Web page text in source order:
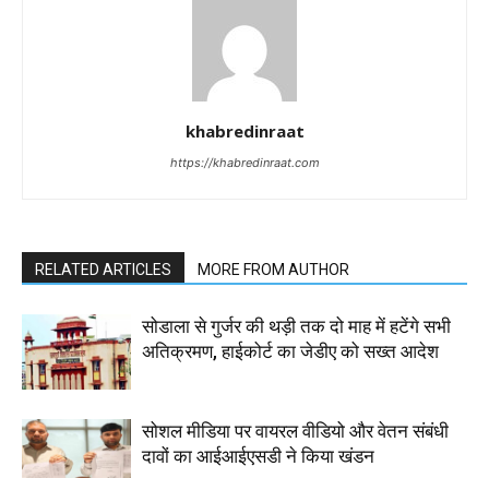
khabredinraat
https://khabredinraat.com
RELATED ARTICLES MORE FROM AUTHOR
सोडाला से गुर्जर की थड़ी तक दो माह में हटेंगे सभी
अतिक्रमण, हाईकोर्ट का जेडीए को सख्त आदेश
सोशल मीडिया पर वायरल वीडियो और वेतन संबंधी
दावों का आईआईएसडी ने किया खंडन